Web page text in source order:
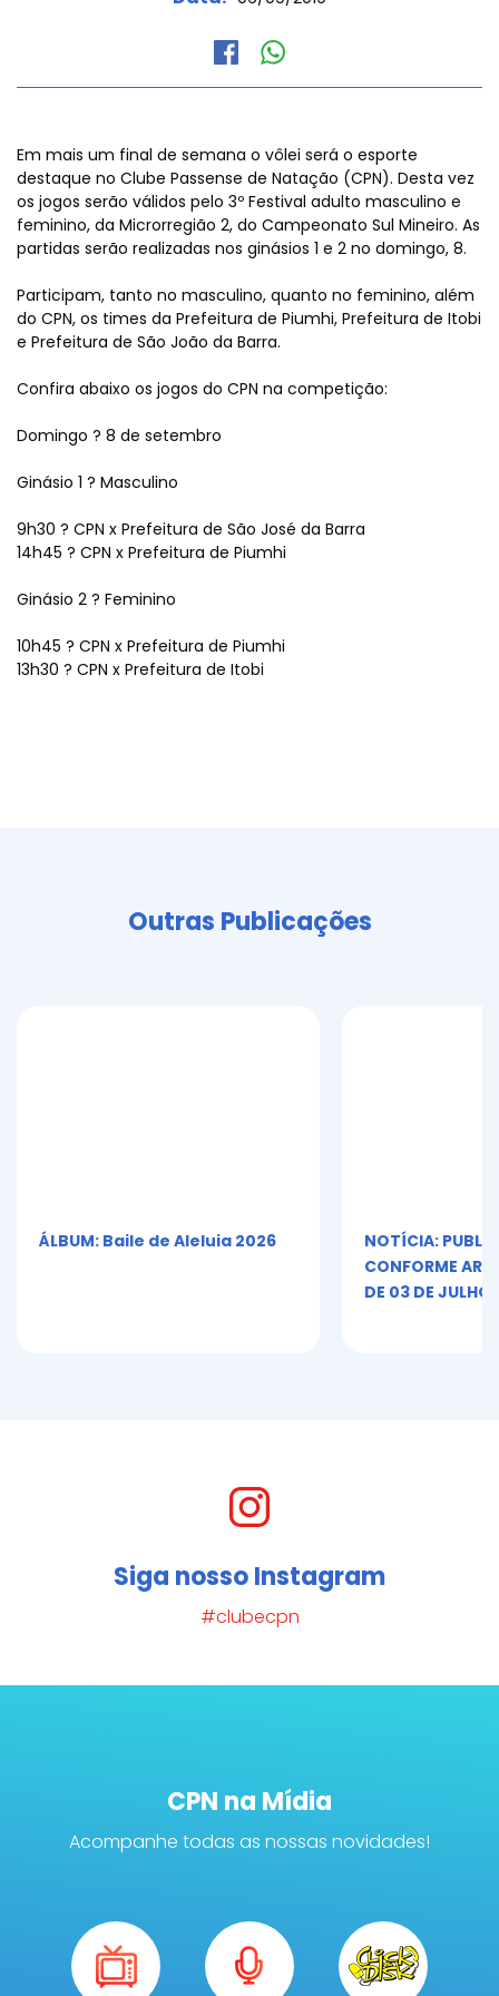
Em mais um final de semana o vôlei será o esporte
destaque no Clube Passense de Natação (CPN). Desta vez
os jogos serão válidos pelo 3º Festival adulto masculino e
feminino, da Microrregião 2, do Campeonato Sul Mineiro. As
partidas serão realizadas nos ginásios 1 e 2 no domingo, 8.
Participam, tanto no masculino, quanto no feminino, além
do CPN, os times da Prefeitura de Piumhi, Prefeitura de Itobi
e Prefeitura de São João da Barra.
Confira abaixo os jogos do CPN na competição:
Domingo ? 8 de setembro
Ginásio 1 ? Masculino
9h30 ? CPN x Prefeitura de São José da Barra
14h45 ? CPN x Prefeitura de Piumhi
Ginásio 2 ? Feminino
10h45 ? CPN x Prefeitura de Piumhi
13h30 ? CPN x Prefeitura de Itobi
Outras Publicações
ÁLBUM: Baile de Aleluia 2026
NOTÍCIA:
CONFORME ART.
DE 03 DE JULHO
Siga nosso Instagram
#clubecpn
CPN na Mídia
Acompanhe todas as nossas novidades!